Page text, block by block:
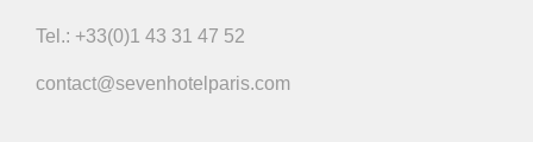
Tel.: +33(0)1 43 31 47 52
contact@sevenhotelparis.com